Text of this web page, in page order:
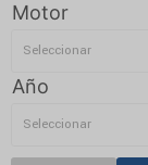
Motor
Año